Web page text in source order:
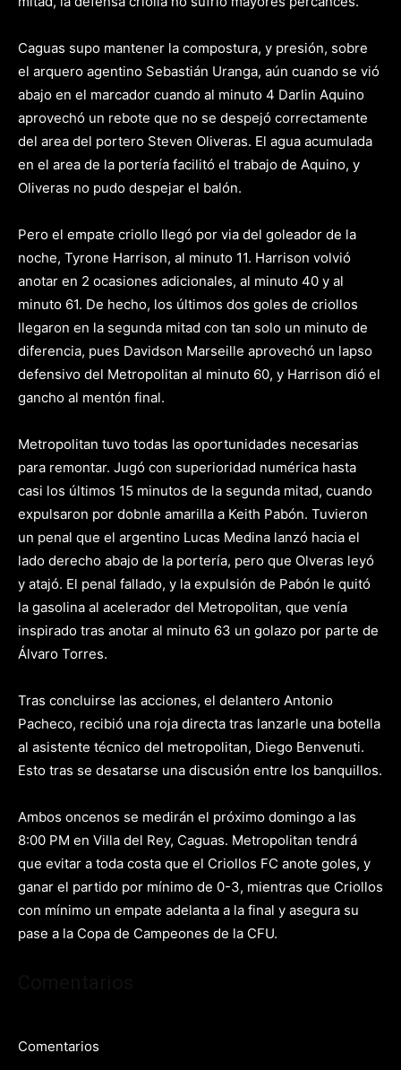
Caguas supo mantener la compostura, y presión, sobre
el arquero agentino Sebastián Uranga, aún cuando se vió
abajo en el marcador cuando al minuto 4 Darlin Aquino
aprovechó un rebote que no se despejó correctamente
del area del portero Steven Oliveras. El agua acumulada
en el area de la portería facilitó el trabajo de Aquino, y
Oliveras no pudo despejar el balón.
Pero el empate criollo llegó por via del goleador de la
noche, Tyrone Harrison, al minuto 11. Harrison volvió
anotar en 2 ocasiones adicionales, al minuto 40 y al
minuto 61. De hecho, los últimos dos goles de criollos
llegaron en la segunda mitad con tan solo un minuto de
diferencia, pues Davidson Marseille aprovechó un lapso
defensivo del Metropolitan al minuto 60, y Harrison dió el
gancho al mentón final.
Metropolitan tuvo todas las oportunidades necesarias
para remontar. Jugó con superioridad numérica hasta
casi los últimos 15 minutos de la segunda mitad, cuando
expulsaron por dobnle amarilla a Keith Pabón. Tuvieron
un penal que el argentino Lucas Medina lanzó hacia el
lado derecho abajo de la portería, pero que Olveras leyó
y atajó. El penal fallado, y la expulsión de Pabón le quitó
la gasolina al acelerador del Metropolitan, que venía
inspirado tras anotar al minuto 63 un golazo por parte de
Álvaro Torres.
Tras concluirse las acciones, el delantero Antonio
Pacheco, recibió una roja directa tras lanzarle una botella
al asistente técnico del metropolitan, Diego Benvenuti.
Esto tras se desatarse una discusión entre los banquillos.
Ambos oncenos se medirán el próximo domingo a las
8:00 PM en Villa del Rey, Caguas. Metropolitan tendrá
que evitar a toda costa que el Criollos FC anote goles, y
ganar el partido por mínimo de 0-3, mientras que Criollos
con mínimo un empate adelanta a la final y asegura su
pase a la Copa de Campeones de la CFU.
Comentarios